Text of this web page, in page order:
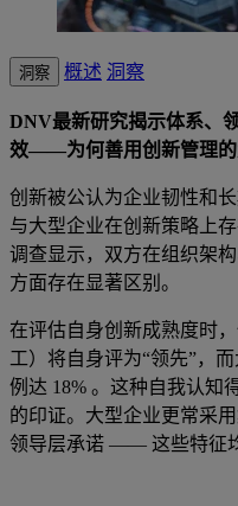
洞察 概述 洞察
DNV最新研究揭示体系、
效——为何善用创新管理的
创新被公认为企业韧性和
与大型企业在创新策略上
调查显示，双方在组织架
方面存在显著区别。
在评估自身创新成熟度时
工）将自身评为“领先”，
例达 18% 。这种自我认知
的印证。大型企业更常采
领导层承诺 —— 这些特征